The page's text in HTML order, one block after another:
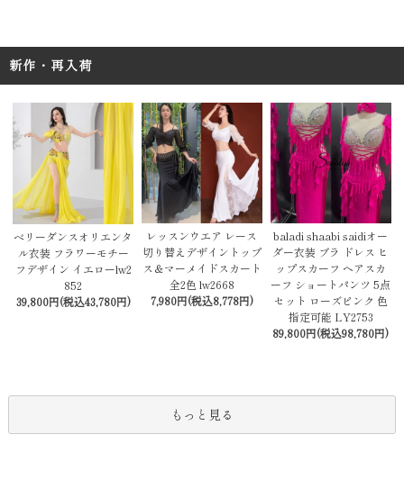
新作・再入荷
ベリーダンスオリエンタ
ル衣装 フラワーモチー
フデザイン イエローlw2
852
39,800円(税込43,780円)
レッスンウエア レース
切り替えデザイントップ
ス＆マーメイドスカート
全2色 lw2668
7,980円(税込8,778円)
baladi shaabi saidiオー
ダー衣装 ブラ ドレス ヒ
ップスカーフ ヘアスカ
ーフ ショートパンツ 5点
セット ローズピンク 色
指定可能 LY2753
89,800円(税込98,780円)
もっと見る